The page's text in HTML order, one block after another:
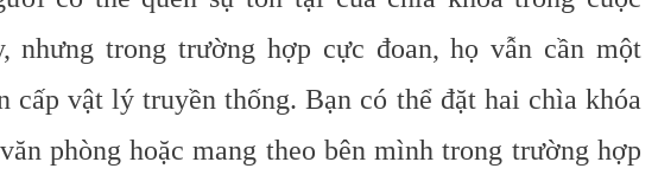
nhưng trong trường hợp cực đoan, họ vẫn cần một
cấp vật lý truyền thống. Bạn có thể đặt hai chìa khóa
phòng hoặc mang theo bên mình trong trường hợp